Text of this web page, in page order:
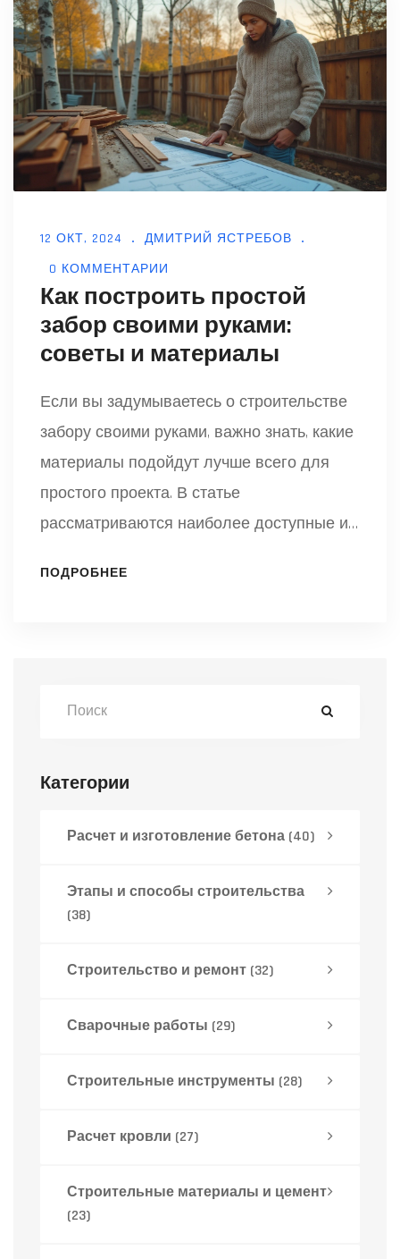
12 ОКТ, 2024
ДМИТРИЙ ЯСТРЕБОВ
0 КОММЕНТАРИИ
Как построить простой
забор своими руками:
советы и материалы
Если вы задумываетесь о строительстве
забору своими руками, важно знать, какие
материалы подойдут лучше всего для
простого проекта. В статье
рассматриваются наиболее доступные и
их установки и советы по выбору
конструкции, чтобы вы могли сделать
которые пригодятся каждому, кто
планирует возводить ограждение своими
ПОДРОБНЕЕ
Категории
Расчет и изготовление бетона (40)
Этапы и способы строительства
(38)
Строительство и ремонт (32)
Сварочные работы (29)
Строительные инструменты (28)
Расчет кровли (27)
Строительные материалы и цемент
(23)